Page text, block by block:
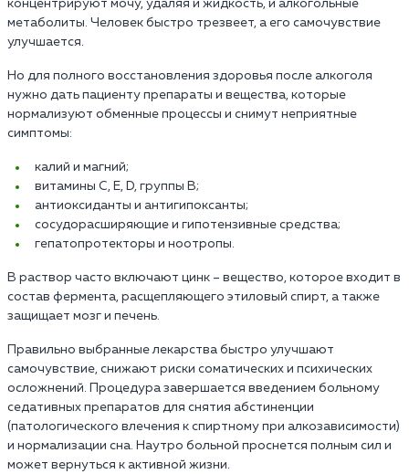
концентрируют мочу, удаляя и жидкость, и алкогольные
метаболиты. Человек быстро трезвеет, а его самочувствие
улучшается.
Но для полного восстановления здоровья после алкоголя
нужно дать пациенту препараты и вещества, которые
нормализуют обменные процессы и снимут неприятные
симптомы:
калий и магний;
витамины С, Е, D, группы В;
антиоксиданты и антигипоксанты;
сосудорасширяющие и гипотензивные средства;
гепатопротекторы и ноотропы.
В раствор часто включают цинк – вещество, которое входит в
состав фермента, расщепляющего этиловый спирт, а также
защищает мозг и печень.
Правильно выбранные лекарства быстро улучшают
самочувствие, снижают риски соматических и психических
осложнений. Процедура завершается введением больному
седативных препаратов для снятия абстиненции
(патологического влечения к спиртному при алкозависимости)
и нормализации сна. Наутро больной проснется полным сил и
может вернуться к активной жизни.